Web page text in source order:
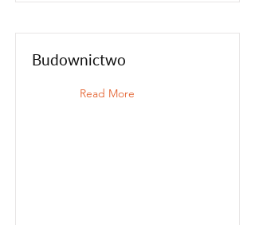
Budownictwo
Read More